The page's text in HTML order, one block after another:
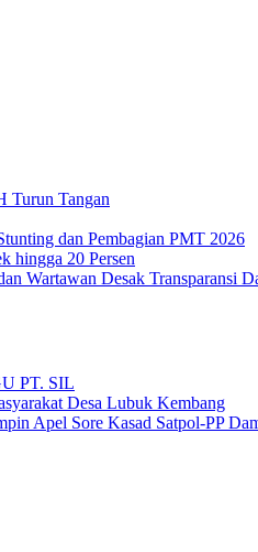
Turun Tangan
dan Pembagian PMT 2026
hingga 20 Persen
Wartawan Desak Transparansi
PT. SIL
Desa Lubuk Kembang
Apel Sore Kasad Satpol-PP